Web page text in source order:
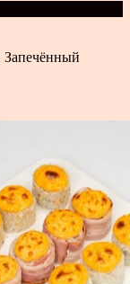
Запечённый